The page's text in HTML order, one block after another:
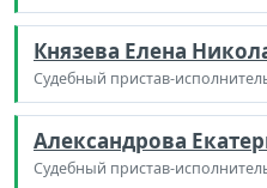
Князева Елена
Судебный пристав-
Александрова
Судебный пристав-